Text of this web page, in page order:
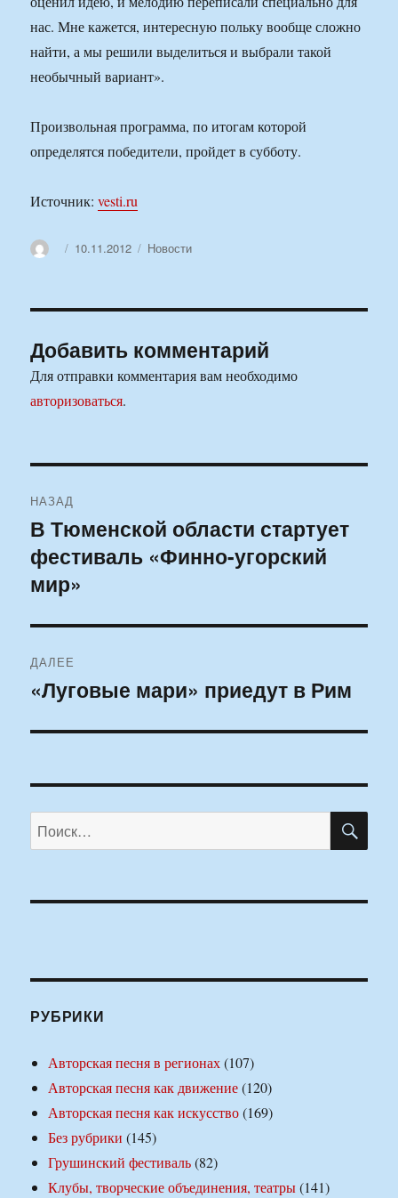
нас. Мне кажется, интересную польку вообще сложно
найти, а мы решили выделиться и выбрали такой
необычный вариант».
Произвольная программа, по итогам которой
определятся победители, пройдет в субботу.
Источник:vesti.ru
АвторОпубликовано
10.11.2012 Рубрики
Новости
Добавить комментарий
Для отправки комментария вам необходимо
авторизоваться.
по
записям
НАЗАД
Предыдущая
запись:
В Тюменской области стартует
фестиваль «Финно-угорский
мир»
ДАЛЕЕ
Следующая
«Луговые мари» приедут в Рим
Искать:
РУБРИКИ
Авторская песня в регионах(107)
Авторская песня как движение(120)
Авторская песня как искусство(169)
Без рубрики (145)
Грушинский фестиваль(82)
Клубы, творческие объединения, театры(141)